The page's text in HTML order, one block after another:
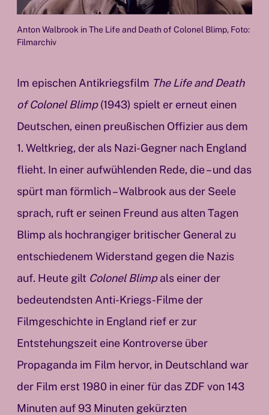
Anton Walbrook in The Life and Death of Colonel Blimp, Foto:
Filmarchiv
Im epischen Antikriegsfilm The Life and Death
of Colonel Blimp(1943) spielt er erneut einen
Deutschen, einen preußischen Offizier aus dem
1. Weltkrieg, der als Nazi-Gegner nach England
flieht. In einer aufwühlenden Rede, die – und das
spürt man förmlich – Walbrook aus der Seele
sprach, ruft er seinen Freund aus alten Tagen
Blimp als hochrangiger britischer General zu
entschiedenem Widerstand gegen die Nazis
auf. Heute gilt Colonel Blimpals einer der
bedeutendsten Anti-Kriegs-Filme der
Filmgeschichte in England rief er zur
Entstehungszeit eine Kontroverse über
Propaganda im Film hervor, in Deutschland war
der Film erst 1980 in einer für das ZDF von 143
Minuten auf 93 Minuten gekürzten